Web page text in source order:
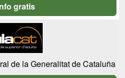
gratis
de la Generalitat de Cataluña